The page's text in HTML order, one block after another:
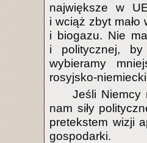
największe w
i wciąż zbyt mało
i biogazu. Nie
i politycznej, by
wybieramy
rosyjsko-
Jeśli Niemcy
nam siły
pretekstem wizji
gospodarki.